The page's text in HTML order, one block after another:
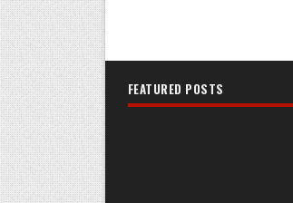
FEATURED POSTS